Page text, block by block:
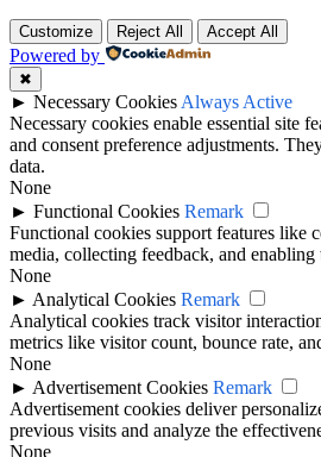
Customize Reject All Accept All
Powered by
✖
► Necessary Cookies Always Active
Necessary cookies enable essential site
and consent preference adjustments.
data.
None
► Functional Cookies Remark
Functional cookies support features like
media, collecting feedback, and
None
► Analytical Cookies Remark
Analytical cookies track visitor
metrics like visitor count, bounce rate,
None
► Advertisement Cookies Remark
Advertisement cookies deliver
previous visits and analyze the
None